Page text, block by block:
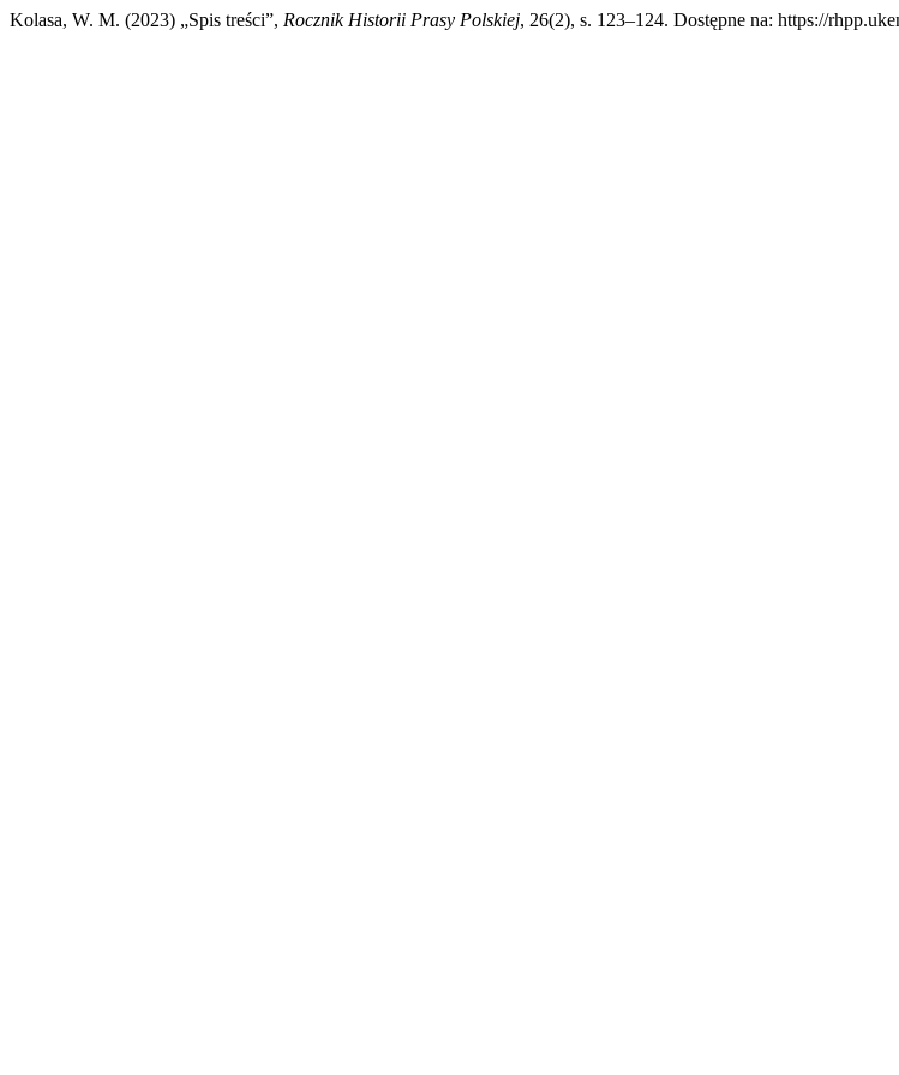
Kolasa, W. M. (2023) „Spis treści”, Rocznik Historii Prasy Polskiej, 26(2), s. 123–124. Dostępne na: https://